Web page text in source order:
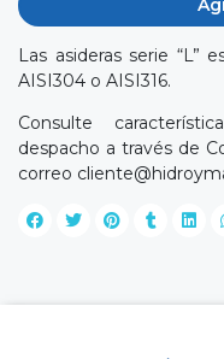
Las asideras serie “L”
AISI304 o AISI316.
Consulte
despacho a través de
correo